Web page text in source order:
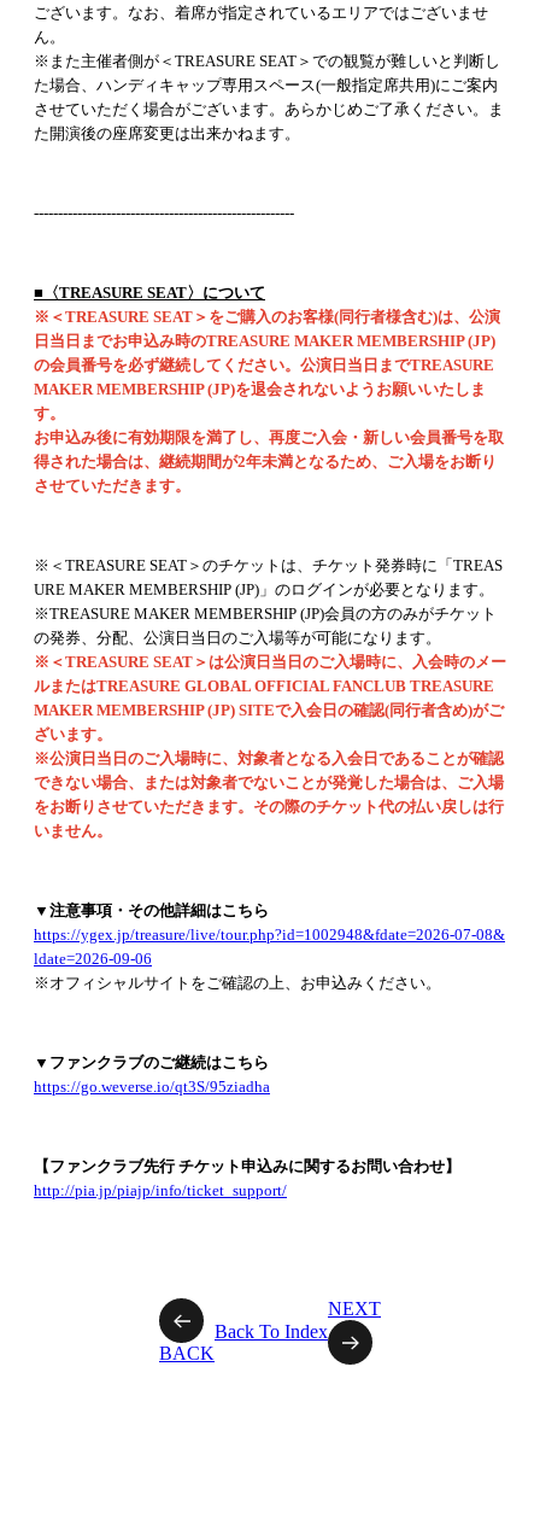
ございます。なお、着席が指定されているエリアではございませ
ん。
※また主催者側が＜TREASURE SEAT＞での観覧が難しいと判断し
た場合、ハンディキャップ専用スペース(一般指定席共用)にご案内
させていただく場合がございます。あらかじめご了承ください。ま
た開演後の座席変更は出来かねます。
------------------------------------------------------
■〈TREASURE SEAT〉について
※＜TREASURE SEAT＞をご購入のお客様(同行者様含む)は、公演
日当日までお申込み時のTREASURE MAKER MEMBERSHIP (JP)
の会員番号を必ず継続してください。公演日当日までTREASURE
MAKER MEMBERSHIP (JP)を退会されないようお願いいたしま
す。
お申込み後に有効期限を満了し、再度ご入会・新しい会員番号を取
得された場合は、継続期間が2年未満となるため、ご入場をお断り
させていただきます。
※＜TREASURE SEAT＞のチケットは、チケット発券時に「TREAS
URE MAKER MEMBERSHIP (JP)」のログインが必要となります。
※TREASURE MAKER MEMBERSHIP (JP)会員の方のみがチケット
の発券、分配、公演日当日のご入場等が可能になります。
※＜TREASURE SEAT＞は公演日当日のご入場時に、入会時のメー
ルまたはTREASURE GLOBAL OFFICIAL FANCLUB TREASURE
MAKER MEMBERSHIP (JP) SITEで入会日の確認(同行者含め)がご
ざいます。
※公演日当日のご入場時に、対象者となる入会日であることが確認
できない場合、または対象者でないことが発覚した場合は、ご入場
をお断りさせていただきます。その際のチケット代の払い戻しは行
いません。
▼注意事項・その他詳細はこちら
https://ygex.jp/treasure/live/tour.php?id=1002948&fdate=2026-07-08&
ldate=2026-09-06
※オフィシャルサイトをご確認の上、お申込みください。
▼ファンクラブのご継続はこちら
https://go.weverse.io/qt3S/95ziadha
【ファンクラブ先行 チケット申込みに関するお問い合わせ】
http://pia.jp/piajp/info/ticket_support/
BACK
Back To Index
NEXT